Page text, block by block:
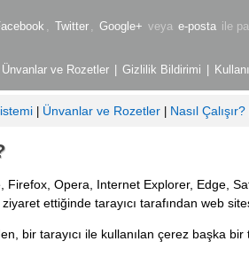
, Twitter , Google+ veya e-posta ile
Ünvanlar ve Rozetler Gizlilik Bildirimi
Ünvanlar ve Rozetler Nasıl Çalışır?
Opera, Internet Explorer, Edge,
ettiğinde tarayıcı tarafından web
bir tarayıcı ile kullanılan çerez başka bir